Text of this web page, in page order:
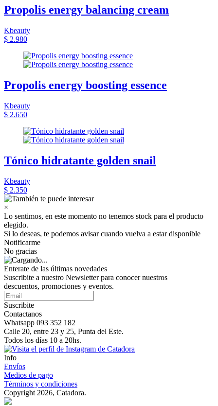
Propolis energy balancing cream
Kbeauty
$ 2.980
Propolis energy boosting essence
Kbeauty
$ 2.650
Tónico hidratante golden snail
Kbeauty
$ 2.350
×
Lo sentimos, en este momento no tenemos stock para el producto
elegido.
Si lo deseas, te podemos avisar cuando vuelva a estar disponible
Notificarme
No gracias
Enterate de las últimas novedades
Suscribite a nuestro Newsletter para conocer nuestros
descuentos, promociones y eventos.
Suscribite
Contactanos
Whatsapp 093 352 182
Calle 20, entre 23 y 25, Punta del Este.
Todos los días 10 a 20hs.
Info
Envíos
Medios de pago
Términos y condiciones
Copyright 2026, Catadora.